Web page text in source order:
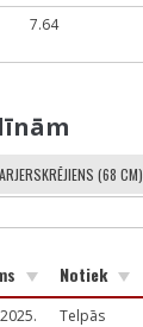
7.64
(68 CM)
Notiek
Telpās